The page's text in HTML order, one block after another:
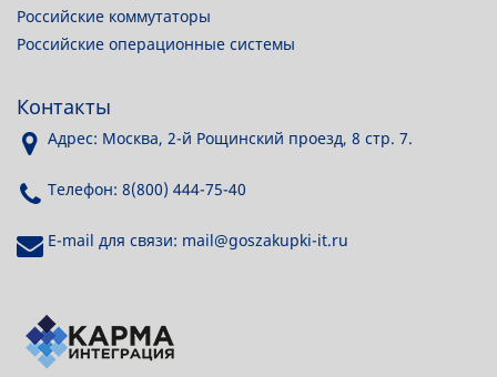
Российские коммутаторы
Российские операционные системы
Контакты
Адрес: Москва, 2-й Рощинский проезд, 8 стр. 7.
Телефон: 8(800) 444-75-40
E-mail для связи: mail@goszakupki-it.ru